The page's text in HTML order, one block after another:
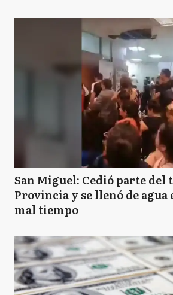
San Miguel: Cedió parte del
Provincia y se llenó de agua
mal tiempo